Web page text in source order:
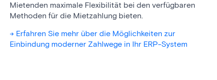
Mietenden maximale Flexibilität bei den verfügbaren
Methoden für die Mietzahlung bieten.
-> Erfahren Sie mehr über die Möglichkeiten zur
Einbindung moderner Zahlwege in Ihr ERP-System